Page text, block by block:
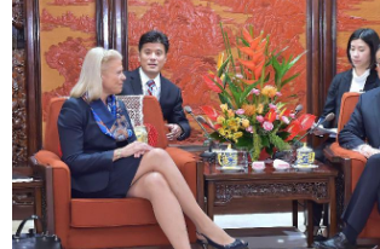
SANTÉ
SCI&TECH
TOURISME
DOSSIERS